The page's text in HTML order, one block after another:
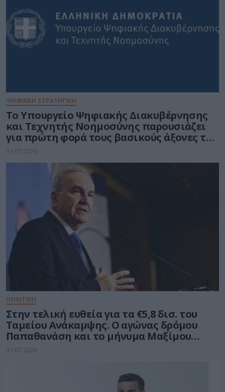
ΨΗΦΙΑΚΗ ΣΤΡΑΤΗΓΙΚΗ
Το Υπουργείο Ψηφιακής Διακυβέρνησης
και Τεχνητής Νοημοσύνης παρουσιάζει
για πρώτη φορά τους βασικούς άξονες του
νέου Εθνικού Διαστημικού Προγράμματος
31.07.2026
ΠΟΛΙΤΙΚΗ
Στην τελική ευθεία για τα €5,8 δισ. του
Ταμείου Ανάκαμψης. Ο αγώνας δρόμου
Παπαθανάση και το μήνυμα Μαξίμου
στους υπουργούς
31.07.2026